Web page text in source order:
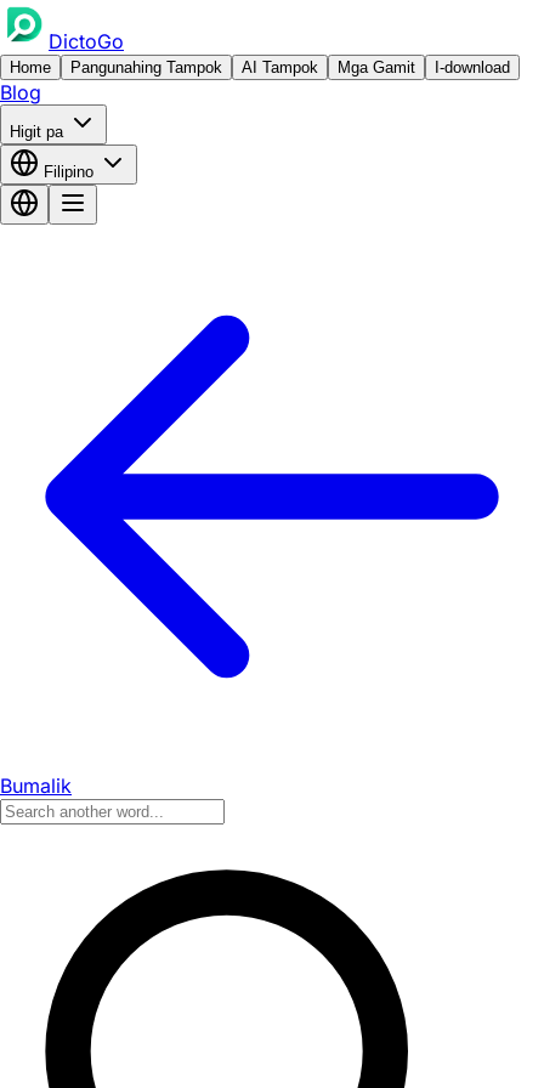
DictoGo
Home Pangunahing Tampok AI Tampok Mga Gamit I-download
Blog
Higit pa
Filipino
Bumalik